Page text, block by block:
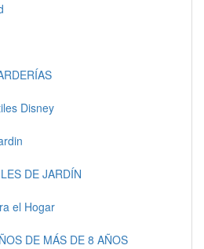
Disney
DE JARDÍN
el Hogar
DE MÁS DE 8 AÑOS